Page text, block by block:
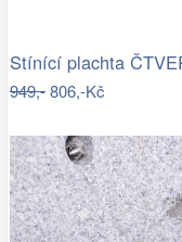
949,-806,-Kč